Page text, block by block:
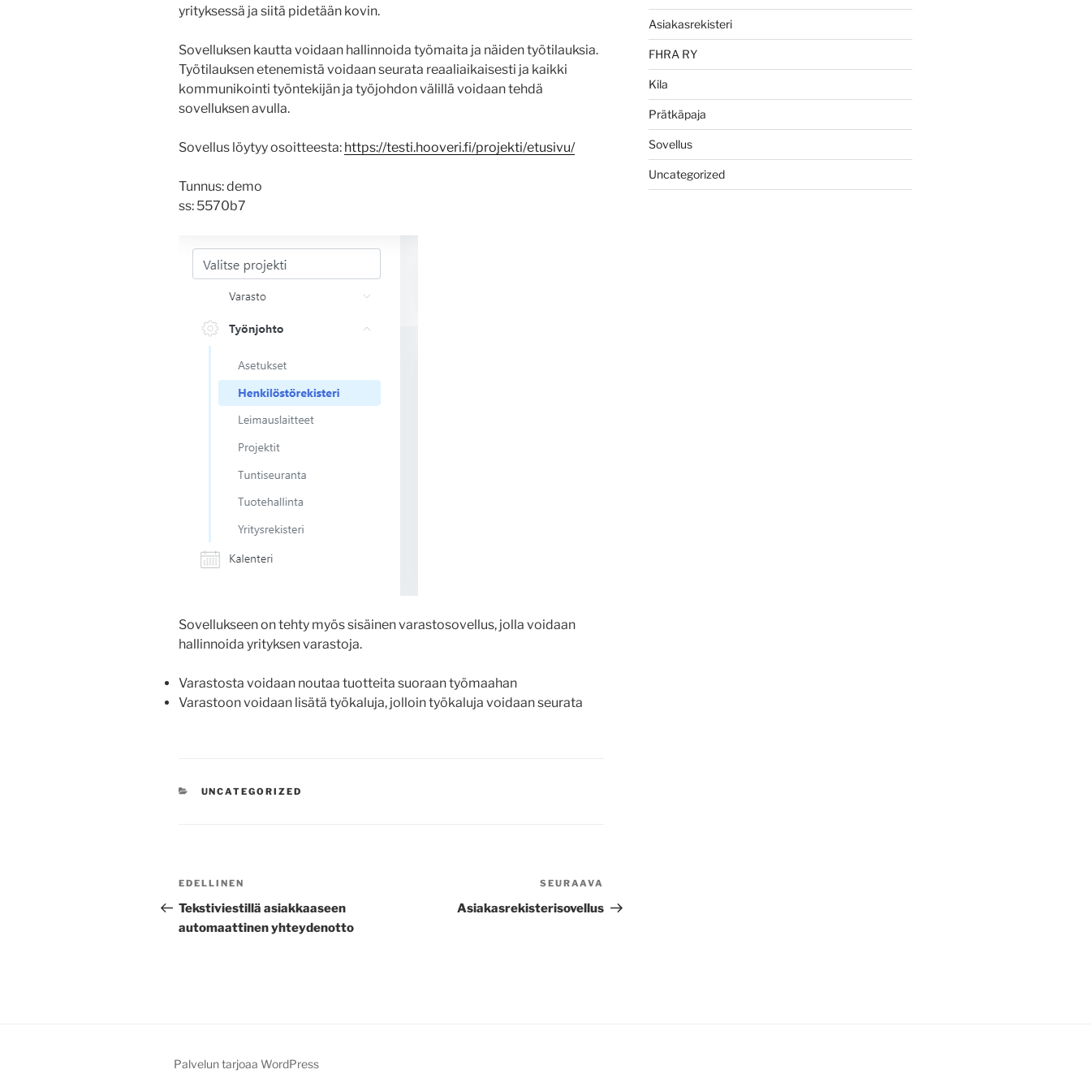
yrityksessä ja siitä pidetään kovin.
Sovelluksen kautta voidaan hallinnoida työmaita ja näiden työtilauksia.
Työtilauksen etenemistä voidaan seurata reaaliaikaisesti ja kaikki
kommunikointi työntekijän ja työjohdon välillä voidaan tehdä
sovelluksen avulla.
Sovellus löytyy osoitteesta: https://testi.hooveri.fi/projekti/etusivu/
Tunnus: demo
ss: 5570b7
Sovellukseen on tehty myös sisäinen varastosovellus, jolla voidaan
hallinnoida yrityksen varastoja.
Varastosta voidaan noutaa tuotteita suoraan työmaahan
Varastoon voidaan lisätä työkaluja, jolloin työkaluja voidaan seurata
KATEGORIAT
UNCATEGORIZED
Artikkelien
selaus
Edellinen
artikkeli
EDELLINEN
Tekstiviestillä asiakkaaseen
automaattinen yhteydenotto
artikkeli
SEURAAVA
Asiakasrekisterisovellus
Asiakasrekisteri
FHRA RY
Kila
Prätkäpaja
Sovellus
Uncategorized
Palvelun tarjoaa WordPress